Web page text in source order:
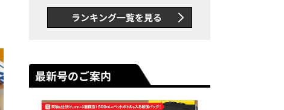
録…ほか【休日バッグの人気
記事ランキングベスト3】
（2026年6月版）
ランキング一覧を見る
最新号のご案内